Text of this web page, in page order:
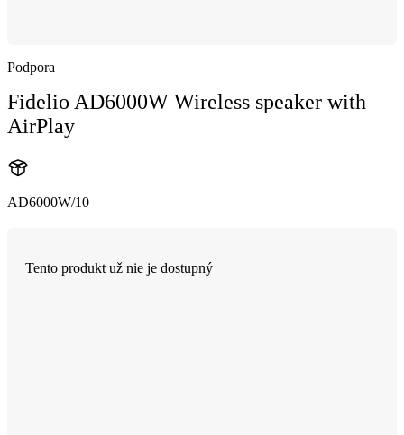
Podpora
Fidelio AD6000W Wireless speaker with
AirPlay
AD6000W/10
Tento produkt už nie je dostupný